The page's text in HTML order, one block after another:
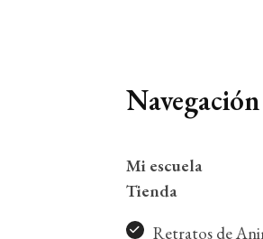
Navegación
Mi escuela
Tienda
Retratos de